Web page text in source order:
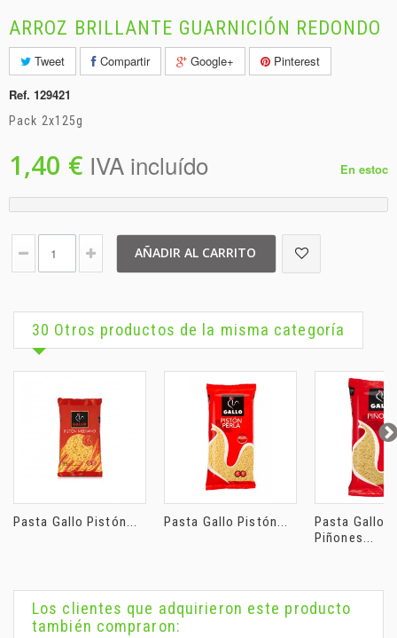
ARROZ BRILLANTE GUARNICIÓN REDONDO
Tweet Compartir Google+
Pinterest
Ref. 129421
Pack 2x125g
1,40 € IVA incluído En estoc
AÑADIR AL CARRITO
30 Otros productos de la misma categoría
Pasta Gallo Pistón... Pasta Gallo Pistón...
Pasta Gallo
Piñones...
Los clientes que adquirieron este producto
también compraron: